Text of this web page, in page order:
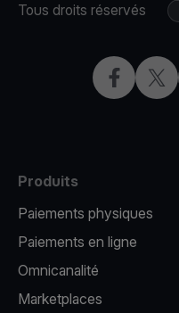
Tous droits réservés
Facebook
X
Produits
Paiements physiques
Paiements en ligne
Omnicanalité
Marketplaces